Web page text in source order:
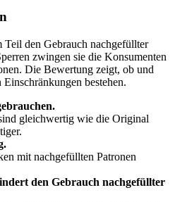
den Gebrauch nachgefüllter
zwingen sie die Konsumenten
Die Bewertung zeigt, ob und
bestehen.
gleichwertig wie die Original
mit nachgefüllten Patronen
den Gebrauch nachgefüllter